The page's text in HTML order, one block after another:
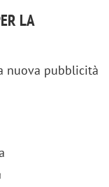
LA
nuova pubblicità